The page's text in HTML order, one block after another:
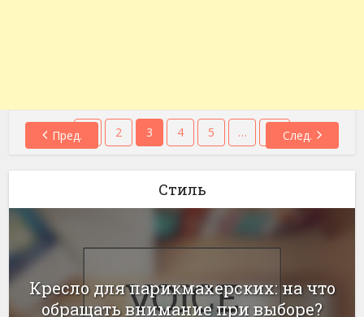
Пред. 2 3 4 5 … След.
Стиль
Кресло для парикмахерских: на что
обращать внимание при выборе?